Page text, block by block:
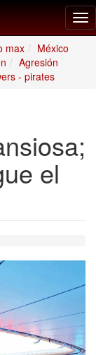
max
México
Agresión
- pirates
el